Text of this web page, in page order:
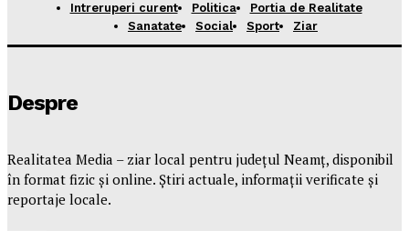
Intreruperi curent
Politica
Portia de Realitate
Sanatate
Social Sport Ziar
Despre
Realitatea Media – ziar local pentru județul Neamț, disponibil
în format fizic și online. Știri actuale, informații verificate și
reportaje locale.